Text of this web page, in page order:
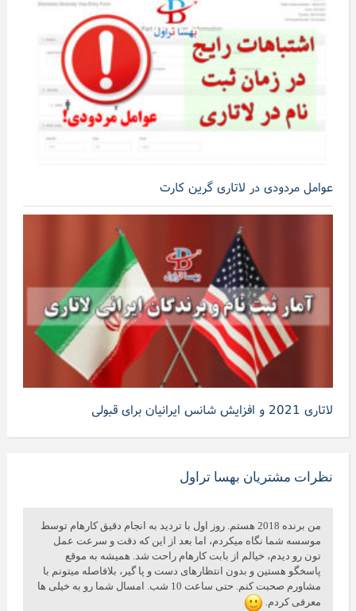
عوامل مردودی در لاتاری گرین کارت
لاتاری 2021 و افزایش شانس ایرانیان برای قبولی
نظرات مشتریان بهسا تراول
من برنده 2018 هستم. روز اول با تردید به انجام دقیق کارهام توسط
موسسه شما نگاه میکردم، اما بعد از این که دقت و سرعت عمل
تون رو دیدم، خیالم از بابت کارهام راحت شد. همیشه به موقع
پاسخگو هستین و بدون انتظارهای دست و پا گیر، بلافاصله میتونم با
مشاورم صحبت کنم. حتی ساعت 10 شب. امسال شما رو به خیلی ها
معرفی کردم.